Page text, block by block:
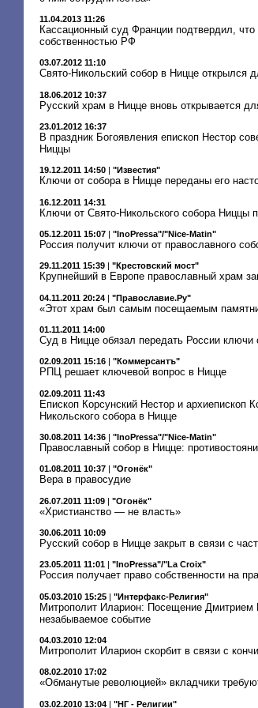
11.04.2013 11:26
Кассационный суд Франции подтвердил,
собственностью РФ
03.07.2012 11:10
Свято-Никольский собор в Ницце открылся
18.06.2012 10:37
Русский храм в Ницце вновь открывается
23.01.2012 16:37
В праздник Богоявления епископ Нестор
Ниццы
19.12.2011 14:50 "Известия"
Ключи от собора в Ницце переданы его
16.12.2011 14:31
Ключи от Свято-Никольского собора Ниццы
05.12.2011 15:07 | "InoPressa"/"Nice-Matin"
Россия получит ключи от православного
29.11.2011 15:39 "Крестовский мост"
Крупнейший в Европе православный храм
04.11.2011 20:24 | "Православие.Ру"
«Этот храм был самым посещаемым
01.11.2011 14:00
Суд в Ницце обязал передать России ключи
02.09.2011 15:16 "Коммерсантъ"
РПЦ решает ключевой вопрос в Ницце
02.09.2011 11:43
Епископ Корсунский Нестор и архиепископ
Никольского собора в Ницце
30.08.2011 14:36 | "InoPressa"/"Nice-Matin"
Православный собор в Ницце:
01.08.2011 10:37 "Огонёк"
Вера в правосудие
26.07.2011 11:09 | "Огонёк"
«Христианство — не власть»
30.06.2011 10:09
Русский собор в Ницце закрыт в связи с
23.05.2011 11:01 "InoPressa"/"La Croix"
Россия получает право собственности на
05.03.2010 15:25 | "Интерфакс-Религия"
Митрополит Иларион: Посещение
незабываемое событие
04.03.2010 12:04
Митрополит Иларион скорбит в связи с
08.02.2010 17:02
«Обманутые революцией» вкладчики
03.02.2010 13:04 | "НГ - Религии"